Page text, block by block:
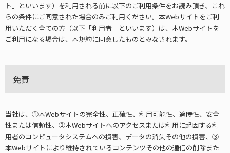
ト」といいます）を利用される前に以下のご利用条件をお読み頂き、これ
らの条件にご同意された場合のみご利用ください。本Webサイトをご利
用いただく全ての方（以下「利用者」といいます）は、本Webサイトを
ご利用になる場合は、本規約に同意したものとみなされます。
免責
当社は、①本Webサイトの完全性、正確性、利用可能性、適時性、安全
性または信頼性、②本Webサイトへのアクセスまたは利用に起因する利
用者のコンピュータシステムへの損害、データの消失その他の損害、③
本Webサイトにより維持されているコンテンツその他の通信の削除また